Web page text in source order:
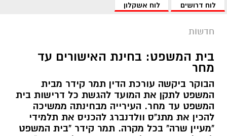
לוח דרושים
לוח אשקלון
חדשות
בית המשפט: בחינת האישורים עד
מחר
הבוקר ביקשה עורכת הדין תמר קידר מבית
המשפט לתקן את המועד להגשת כל דרישות בית
המשפט עד מחר. העירייה מבחינתה ממשיכה
להכין את מתנ"ס וולדנברג להכניס את תלמידי
"מעיין שרה" בכל מקרה. תמר קידר "בית המשפט